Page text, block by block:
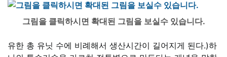
그림을 클릭하시면 확대된 그림을 보실수 있습니다.
유한 총 유닛 수에 비례해서 생산시간이 길어지게 된다.)하